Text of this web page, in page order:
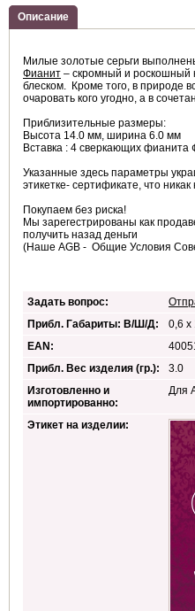
Описание
Милые золотые серьги
Фианит – скромный и роскошный
блеском. Кроме того, в природе
очаровать кого угодно, а в
Приблизительные размеры:
Высота 14.0 мм, ширина 6.0 мм
Вставка : 4 сверкающих фианита
Указанные здесь параметры
этикетке- сертификате, что
Покупаем без риска!
Мы зарегестрированы как
получить назад деньги
(Наше AGB - Общие Условия
Задать вопрос:
Прибл. Габариты: В/Ш/Д:
0,6 x
EAN:
Прибл. Вес изделия (гр.):
3.0
Изготовленно и
импортированно:
Для
Этикет на изделии: